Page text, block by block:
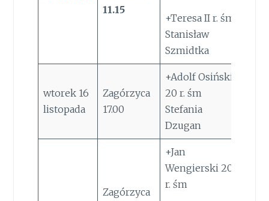
11.15
+Teresa II r. śm
Stanisław
Szmidtka
wtorek 16
listopada
Zagórzyca
17.00
+Adolf Osiński
20 r. śm
Stefania
Dzugan
Zagórzyca
+Jan
Wengierski 20
r. śm